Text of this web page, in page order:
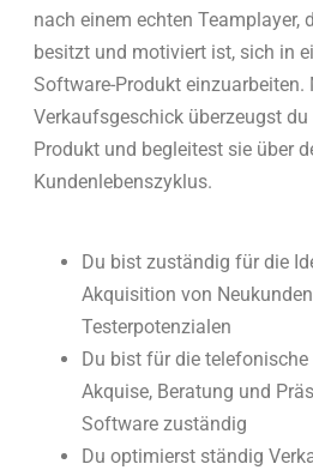
nach einem echten Teamplayer,
besitzt und motiviert ist, sich in
Software-Produkt einzuarbeiten.
Verkaufsgeschick überzeugst
Produkt und begleitest sie über
Kundenlebenszyklus.
Du bist zuständig für die
Akquisition von
Testerpotenzialen
Du bist für die
Akquise, Beratung und
Software zuständig
Du optimierst ständig